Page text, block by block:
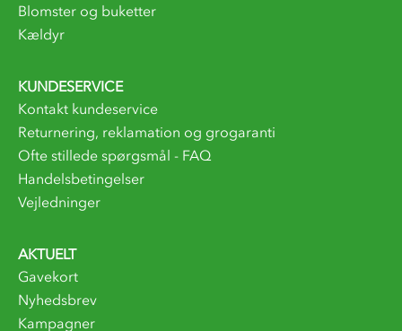
Blomster og buketter
Kældyr
KUNDESERVICE
Kontakt kundeservice
Returnering, reklamation og grogaranti
Ofte stillede spørgsmål - FAQ
Handelsbetingelser
Vejledninger
AKTUELT
Gavekort
Nyhedsbrev
Kampagner